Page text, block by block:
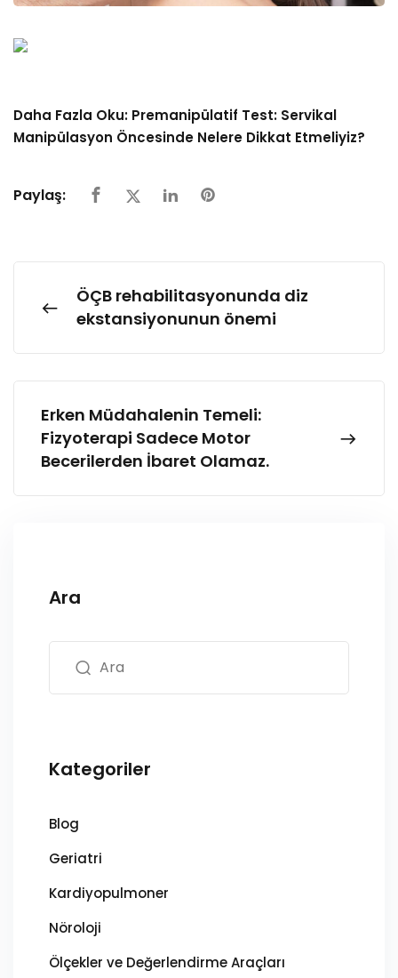
Daha Fazla Oku: Premanipülatif Test: Servikal
Manipülasyon Öncesinde Nelere Dikkat Etmeliyiz?
Paylaş:
ÖÇB rehabilitasyonunda diz
ekstansiyonunun önemi
Erken Müdahalenin Temeli:
Fizyoterapi Sadece Motor
Becerilerden İbaret Olamaz.
Ara
Kategoriler
Blog
Geriatri
Kardiyopulmoner
Nöroloji
Ölçekler ve Değerlendirme Araçları